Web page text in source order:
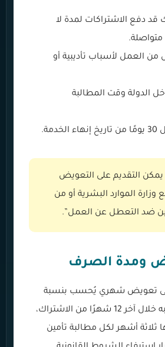
قد دفع الاشتراكات لمدة لا
من العمل لأسباب تأديبية أو
الدولة وقت المطالبة
التقديم على التعويض
الموارد البشرية أو من
ضد التعطل عن العمل”.
ومدة الصرف
تعويض شهري يُحسب بنسبة
60% من متوسط راتبه خلال آخر 12 شهرًا من الاشتراك،
أشهر لكل مطالبة تأمين